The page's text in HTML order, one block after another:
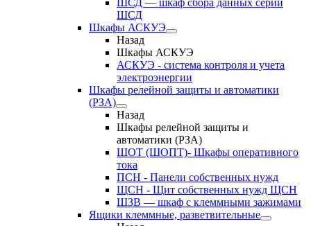
ШСД — шкаф сбора данных серии
ШСД
Шкафы АСКУЭ
Назад
Шкафы АСКУЭ
АСКУЭ - система контроля и учета
электроэнергии
Шкафы релейной защиты и автоматики
(РЗА)
Назад
Шкафы релейной защиты и
автоматики (РЗА)
ШОТ (ШОПТ)- Шкафы оперативного
тока
ПСН - Панели собственных нужд
ЩСН - Щит собственных нужд ЩСН
ШЗВ — шкаф с клеммными зажимами
Ящики клеммные, разветвительные